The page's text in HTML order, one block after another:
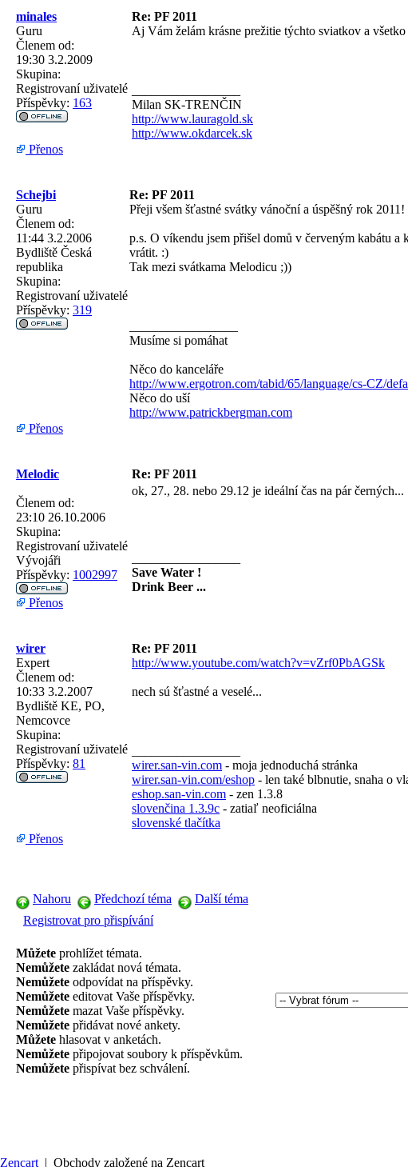
minales Re: PF 2011
Guru
Členem od:
19:30 3.2.2009
Skupina:
Registrovaní uživatelé
Příspěvky: 163
Aj Vám želám krásne prežitie týchto sviatkov a
Milan SK-TRENČIN
http://www.lauragold.sk
http://www.okdarcek.sk
Přenos
Schejbi Re: PF 2011
Guru
Členem od:
11:44 3.2.2006
Bydliště Česká
republika
Skupina:
Registrovaní uživatelé
Příspěvky: 319
Přeji všem šťastné svátky vánoční a úspěšný rok 2011!
p.s. O víkendu jsem přišel domů v červeným kabátu a
vrátit. :)
Tak mezi svátkama Melodicu ;))
Musíme si pomáhat
Něco do kanceláře
http://www.ergotron.com/tabid/65/language/cs-CZ/
Něco do uší
http://www.patrickbergman.com
Přenos
Melodic Re: PF 2011
Členem od:
23:10 26.10.2006
Skupina:
Registrovaní uživatelé
Vývojáři
Příspěvky: 1002997
ok, 27., 28. nebo 29.12 je ideální čas na pár černých...
Save Water !
Drink Beer ...
Přenos
wirer Re: PF 2011
Expert
Členem od:
10:33 3.2.2007
Bydliště KE, PO,
Nemcovce
Skupina:
Registrovaní uživatelé
Příspěvky: 81
http://www.youtube.com/watch?v=vZrf0PbAGSk
nech sú šťastné a veselé...
wirer.san-vin.com - moja jednoduchá stránka
wirer.san-vin.com/eshop - len také blbnutie, snaha o
eshop.san-vin.com - zen 1.3.8
slovenčina 1.3.9c - zatiaľ neoficiálna
slovenské tlačítka
Přenos
Nahoru Předchozí téma
Další téma
Registrovat pro přispívání
Můžete prohlížet témata.
Nemůžete zakládat nová témata.
Nemůžete odpovídat na příspěvky.
Nemůžete editovat Vaše příspěvky.
Nemůžete mazat Vaše příspěvky.
Nemůžete přidávat nové ankety.
Můžete hlasovat v anketách.
Nemůžete připojovat soubory k příspěvkům.
Nemůžete přispívat bez schválení.
Zencart | Obchody založené na Zencart